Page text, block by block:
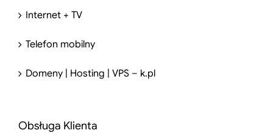
Internet + TV
Telefon mobilny
Domeny | Hosting | VPS – k.pl
Obsługa Klienta